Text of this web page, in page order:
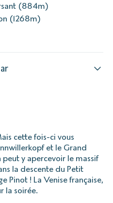
(884m)
(1268m)
cette fois-ci vous
et le Grand
peut y apercevoir le massif
la descente du Petit
Pinot ! La Venise française,
la soirée.